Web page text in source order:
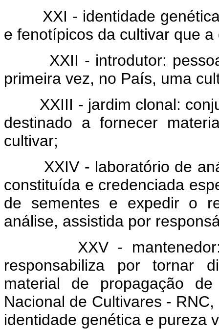
XXI - identidade genética:
e fenotípicos da cultivar que
XXII - introdutor: pessoa
primeira vez, no País, uma
XXIII - jardim clonal:
destinado a fornecer
cultivar;
XXIV - laboratório de
constituída e credenciada
de sementes e expedir o
análise, assistida por
XXV - mantenedor:
responsabiliza por tornar
material de propagação
Nacional de Cultivares -
identidade genética e pureza